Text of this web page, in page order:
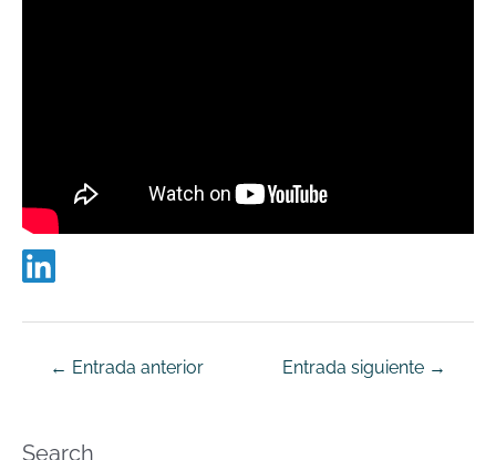
← Entrada anterior Entrada siguiente →
Search